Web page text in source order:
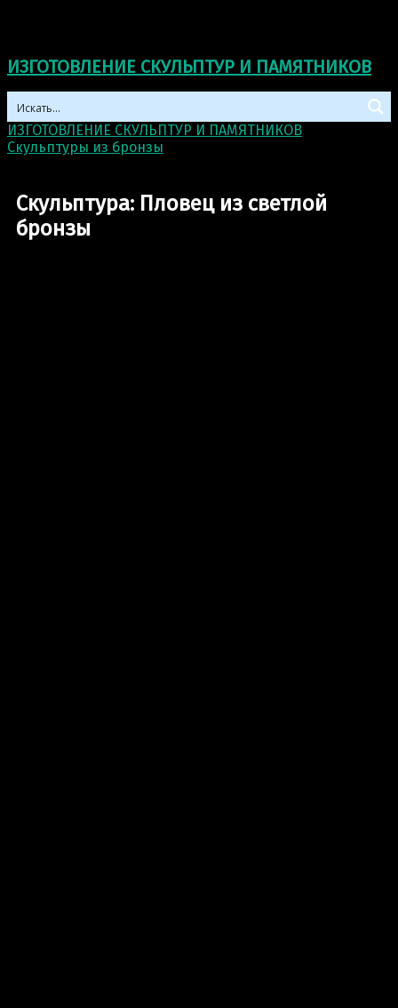
ИЗГОТОВЛЕНИЕ СКУЛЬПТУР И ПАМЯТНИКОВ
ИЗГОТОВЛЕНИЕ СКУЛЬПТУР И ПАМЯТНИКОВ
Скульптуры из бронзы
Скульптура: Пловец из светлой
бронзы